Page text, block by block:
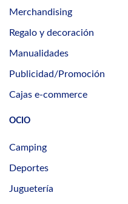
Merchandising
Regalo y decoración
Manualidades
Publicidad/Promoción
Cajas e-commerce
OCIO
Camping
Deportes
Juguetería